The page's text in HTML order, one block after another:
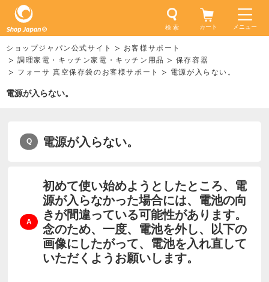
メニュー
検 索 カート
ショップジャパン公式サイト
お客様サポート
調理家電・キッチン家電・キッチン用品
保存容器
フォーサ 真空保存袋のお客様サポート
電源が入らない。
電源が入らない。
電源が入らない。
初めて使い始めようとしたところ、電
源が入らなかった場合には、電池の向
きが間違っている可能性があります。
念のため、一度、電池を外し、以下の
画像にしたがって、電池を入れ直して
いただくようお願いします。